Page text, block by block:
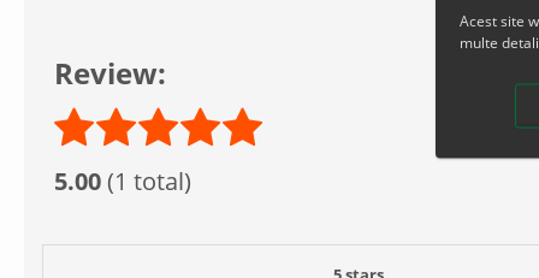
Review:
5.00(1 total)
Acest site
multe